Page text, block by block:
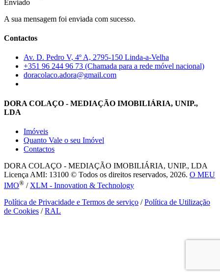
Enviado
A sua mensagem foi enviada com sucesso.
Contactos
Av. D. Pedro V, 4º A, 2795-150 Linda-a-Velha
+351 96 244 96 73 (Chamada para a rede móvel nacional)
doracolaco.adora@gmail.com
DORA COLAÇO - MEDIAÇÃO IMOBILIÁRIA, UNIP.,
LDA
Imóveis
Quanto Vale o seu Imóvel
Contactos
DORA COLAÇO - MEDIAÇÃO IMOBILIÁRIA, UNIP., LDA
Licença AMI: 13100 © Todos os direitos reservados, 2026. O MEU
IMO® / XLM - Innovation & Technology
Política de Privacidade e Termos de serviço /Política de Utilização
de Cookies /RAL